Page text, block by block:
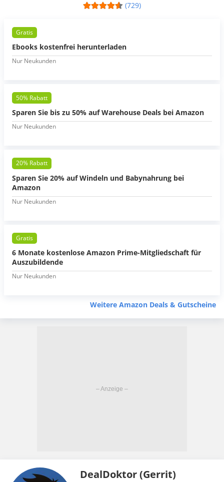
(729)
Gratis
Ebooks kostenfrei herunterladen
Nur Neukunden
50% Rabatt
Sparen Sie bis zu 50% auf Warehouse Deals bei Amazon
Nur Neukunden
20% Rabatt
Sparen Sie 20% auf Windeln und Babynahrung bei
Amazon
Nur Neukunden
Gratis
6 Monate kostenlose Amazon Prime-Mitgliedschaft für
Auszubildende
Nur Neukunden
Weitere Amazon Deals & Gutscheine
DealDoktor (Gerrit)